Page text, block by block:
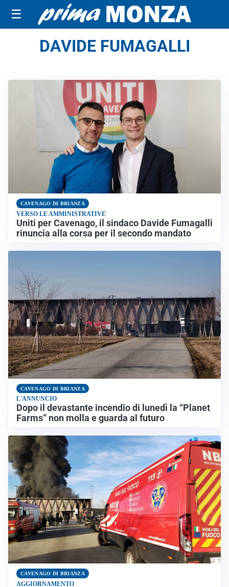
☰
DAVIDE FUMAGALLI
CAVENAGO DI BRIANZA
VERSO LE AMMINISTRATIVE
Uniti per Cavenago, il sindaco Davide Fumagalli
rinuncia alla corsa per il secondo mandato
CAVENAGO DI BRIANZA
L'ANNUNCIO
Dopo il devastante incendio di lunedì la “Planet
Farms” non molla e guarda al futuro
CAVENAGO DI BRIANZA
AGGIORNAMENTO